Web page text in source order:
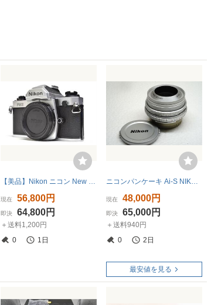
【美品】Nikon ニコン New FM2 シルバー CEマーク刻印の最後期型 清掃・整備済・電池付き そのまま使える使用感僅かな極上中古品
現在 56,800円
即決 64,800円
＋送料1,200円
0
1日
ニコンパンケーキ Ai-S NIKKOR 45mm F2.8 P シルバー
現在 48,000円
即決 65,000円
＋送料940円
0
2日
最安値を見る